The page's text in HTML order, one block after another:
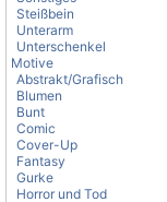
Steißbein
Unterarm
Unterschenkel
Motive
Abstrakt/Grafisch
Blumen
Bunt
Comic
Cover-Up
Fantasy
Gurke
Horror und Tod